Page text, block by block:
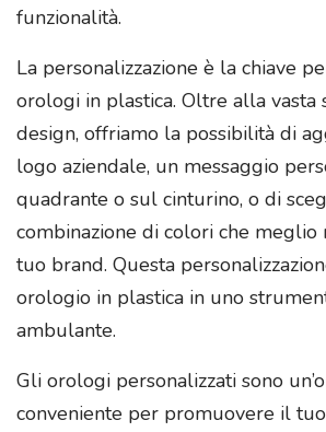
funzionalità.
La personalizzazione è la chiave
orologi in plastica. Oltre alla vasta
design, offriamo la possibilità di
logo aziendale, un messaggio
quadrante o sul cinturino, o di
combinazione di colori che
tuo brand. Questa
orologio in plastica in uno
ambulante.
Gli orologi personalizzati sono
conveniente per promuovere il